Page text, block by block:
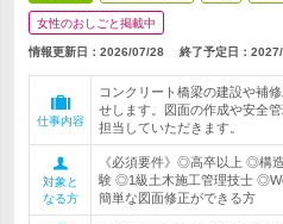
女性のおしごと掲載中
情報更新日：2026/07/28 終了予定日：
仕事内容
コンクリート橋梁の建設や補
せします。図面の作成や安全
担当していただきます。
対象と
なる方
《必須要件》◎高卒以上 ◎構
験 ◎1級土木施工管理技士
簡単な図面修正ができる方